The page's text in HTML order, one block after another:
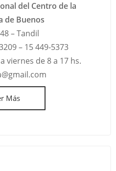
del Centro de la
de Buenos
– Tandil
– 15 449-5373
viernes de 8 a 17 hs.
Más